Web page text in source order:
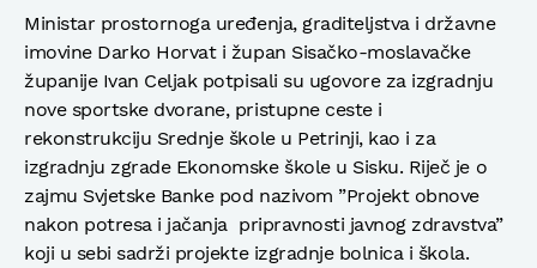
Ministar prostornoga uređenja, graditeljstva i državne
imovine Darko Horvat i župan Sisačko-moslavačke
županije Ivan Celjak potpisali su ugovore za izgradnju
nove sportske dvorane, pristupne ceste i
rekonstrukciju Srednje škole u Petrinji, kao i za
izgradnju zgrade Ekonomske škole u Sisku. Riječ je o
zajmu Svjetske Banke pod nazivom ”Projekt obnove
nakon potresa i jačanja pripravnosti javnog zdravstva”
koji u sebi sadrži projekte izgradnje bolnica i škola.